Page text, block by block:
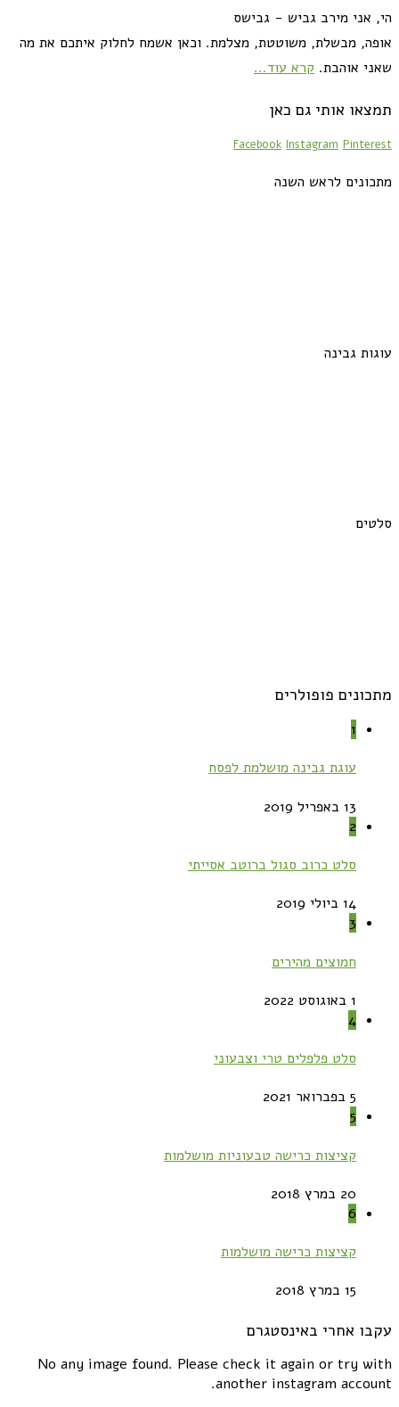
הי, אני מירב גביש - גבישס
אופה, מבשלת, משוטטת, מצלמת. וכאן אשמח לחלוק איתכם את מה
שאני אוהבת. קרא עוד...
תמצאו אותי גם כאן
Facebook Instagram Pinterest
מתכונים לראש השנה
עוגות גבינה
סלטים
מתכונים פופולרים
1
עוגת גבינה מושלמת לפסח
13 באפריל 2019
2
סלט כרוב סגול ברוטב אסייתי
14 ביולי 2019
3
חמוצים מהירים
1 באוגוסט 2022
4
סלט פלפלים טרי וצבעוני
5 בפברואר 2021
5
קציצות כרישה טבעוניות מושלמות
20 במרץ 2018
6
קציצות כרישה מושלמות
15 במרץ 2018
עקבו אחרי באינסטגרם
No any image found. Please check it again or try with
another instagram account.